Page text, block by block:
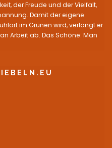
der Freude und der Vielfalt,
Damit der eigene
im Grünen wird, verlangt er
Arbeit ab. Das Schöne: Man